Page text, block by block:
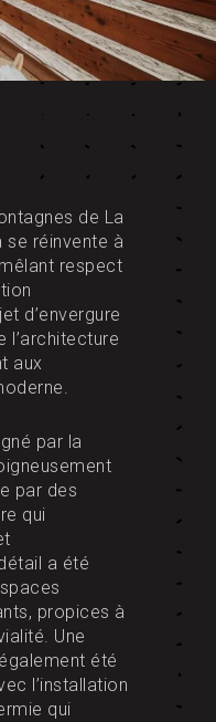
de La
se réinvente à
respect
d’envergure
l’architecture
aux
par la
par des
qui
a été
propices à
Une
été
l’installation
qui